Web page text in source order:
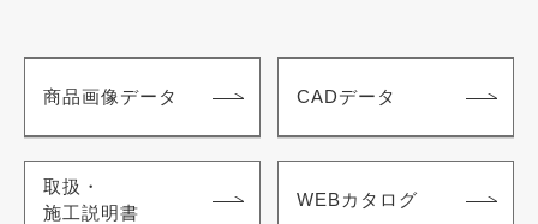
商品画像データ CADデータ
取扱・
施工説明書
WEBカタログ